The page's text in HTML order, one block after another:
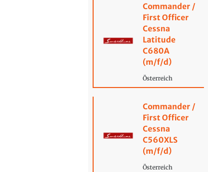
Commander /
First Officer
Cessna
Latitude
C680A
(m/f/d)
Österreich
Commander /
First Officer
Cessna
C560XLS
(m/f/d)
Österreich